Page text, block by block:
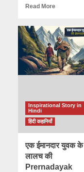
Read More
Inspirational Story in
Hindi
हिंदी कहानियाँ
एक ईमानदार युवक के
लालच की
Prernadayak